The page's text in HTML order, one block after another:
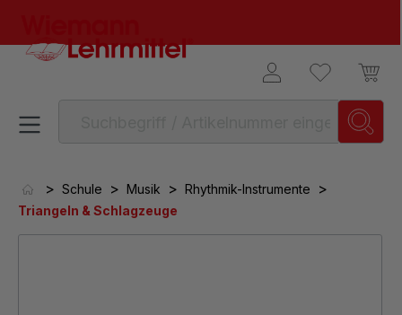
> Schule > Musik > Rhythmik-Instrumente >
Triangeln & Schlagzeuge